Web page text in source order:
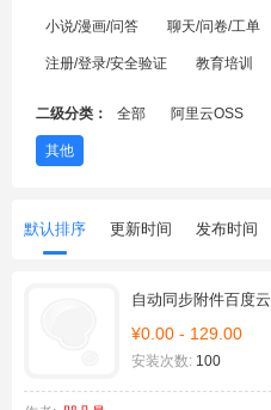
小说/漫画/问答 聊天/问卷/工单
注册/登录/安全验证 教育培训
二级分类： 全部 阿里云OSS
其他
默认排序 更新时间 发布时间
自动同步附件百度云
¥0.00 - 129.00
安装次数: 100